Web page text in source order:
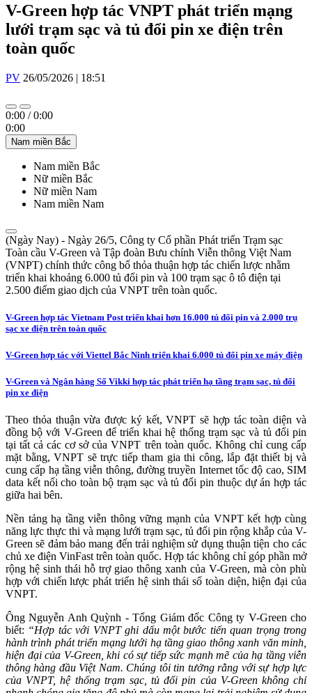
V-Green hợp tác VNPT phát triển mạng
lưới trạm sạc và tủ đổi pin xe điện trên
toàn quốc
PV 26/05/2026 | 18:51
0:00 /0:00
0:00
Nam miền Bắc
Nam miền Bắc
Nữ miền Bắc
Nữ miền Nam
Nam miền Nam
(Ngày Nay) - Ngày 26/5, Công ty Cổ phần Phát triển Trạm sạc
Toàn cầu V-Green và Tập đoàn Bưu chính Viễn thông Việt Nam
(VNPT) chính thức công bố thỏa thuận hợp tác chiến lược nhằm
triển khai khoảng 6.000 tủ đổi pin và 100 trạm sạc ô tô điện tại
2.500 điểm giao dịch của VNPT trên toàn quốc.
V-Green hợp tác Vietnam Post triển khai hơn 16.000 tủ đổi pin và 2.000 trụ
sạc xe điện trên toàn quốc
V-Green hợp tác với Viettel Bắc Ninh triển khai 6.000 tủ đổi pin xe máy điện
V-Green và Ngân hàng Số Vikki hợp tác phát triển hạ tầng trạm sạc, tủ đổi
pin xe điện
Theo thỏa thuận vừa được ký kết, VNPT sẽ hợp tác toàn diện và
đồng bộ với V-Green để triển khai hệ thống trạm sạc và tủ đổi pin
tại tất cả các cơ sở của VNPT trên toàn quốc. Không chỉ cung cấp
mặt bằng, VNPT sẽ trực tiếp tham gia thi công, lắp đặt thiết bị và
cung cấp hạ tầng viễn thông, đường truyền Internet tốc độ cao, SIM
data kết nối cho toàn bộ trạm sạc và tủ đổi pin thuộc dự án hợp tác
giữa hai bên.
Nền tảng hạ tầng viễn thông vững mạnh của VNPT kết hợp cùng
năng lực thực thi và mạng lưới trạm sạc, tủ đổi pin rộng khắp của V-
Green sẽ đảm bảo mang đến trải nghiệm sử dụng thuận tiện cho các
chủ xe điện VinFast trên toàn quốc. Hợp tác không chỉ góp phần mở
rộng hệ sinh thái hỗ trợ giao thông xanh của V-Green, mà còn phù
hợp với chiến lược phát triển hệ sinh thái số toàn diện, hiện đại của
VNPT.
Ông Nguyễn Anh Quỳnh - Tổng Giám đốc Công ty V-Green cho
biết: “Hợp tác với VNPT ghi dấu một bước tiến quan trọng trong
hành trình phát triển mạng lưới hạ tầng giao thông xanh văn minh,
hiện đại của V-Green, khi có sự tiếp sức mạnh mẽ của hạ tầng viễn
thông hàng đầu Việt Nam. Chúng tôi tin tưởng rằng vớisự hợp lực
của VNPT, hệ thống trạm sạc, tủ đổi pin của V-Green không chỉ